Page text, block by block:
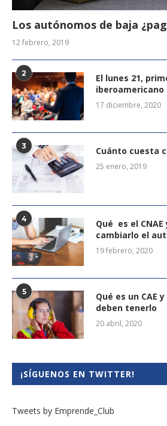
Los autónomos de baja
12 febrero, 2019
2
El lunes 21,
iberoamericano
17 diciembre, 2020
3 Cuánto cuesta
25 enero, 2019
4
Qué es el
cambiarlo el
19 febrero, 2020
5
Qué es un CAE
deben tenerlo
20 abril, 2020
¡SÍGUENOS EN TWITTER!
Tweets by Emprende_Club